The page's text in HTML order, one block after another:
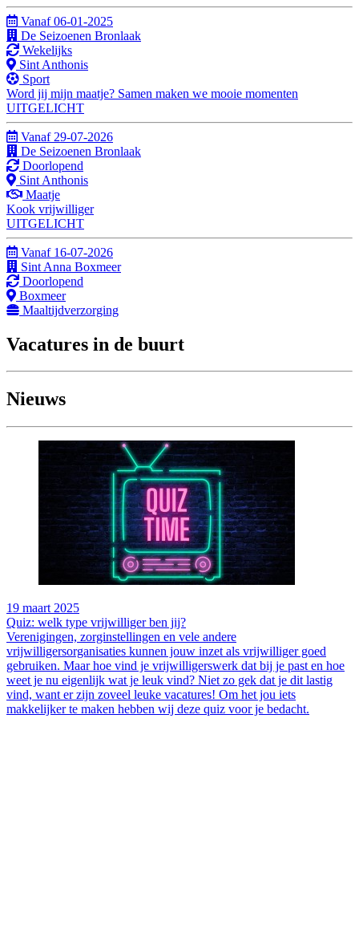
Vanaf 06-01-2025
De Seizoenen Bronlaak
Wekelijks
Sint Anthonis
Sport
Word jij mijn maatje? Samen maken we mooie momenten
UITGELICHT
Vanaf 29-07-2026
De Seizoenen Bronlaak
Doorlopend
Sint Anthonis
Maatje
Kook vrijwilliger
UITGELICHT
Vanaf 16-07-2026
Sint Anna Boxmeer
Doorlopend
Boxmeer
Maaltijdverzorging
Vacatures in de buurt
50
Nieuws
19 maart 2025
Quiz: welk type vrijwilliger ben jij?
Verenigingen, zorginstellingen en vele andere
vrijwilligersorganisaties kunnen jouw inzet als vrijwilliger goed
gebruiken. Maar hoe vind je vrijwilligerswerk dat bij je past en hoe
weet je nu eigenlijk wat je leuk vind? Niet zo gek dat je dit lastig
vind, want er zijn zoveel leuke vacatures! Om het jou iets
makkelijker te maken hebben wij deze quiz voor je bedacht.